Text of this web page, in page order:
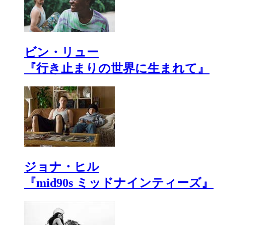
ビン・リュー
『行き止まりの世界に生まれて』
ジョナ・ヒル
『mid90s ミッドナインティーズ』